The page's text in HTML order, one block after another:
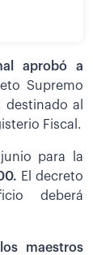
aprobó a
Supremo
destinado al
Fiscal.
para la
El decreto
deberá
maestros